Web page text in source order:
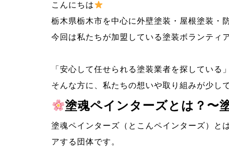
こんにちは
栃木県栃木市を中心に外壁塗装・屋根塗装・
今回は私たちが加盟している塗装ボランティ
「安心して任せられる塗装業者を探している
そんな方に、私たちの想いや取り組みが少し
塗魂ペインターズとは？〜
塗魂ペインターズ（とこんペインターズ）と
アする団体です。